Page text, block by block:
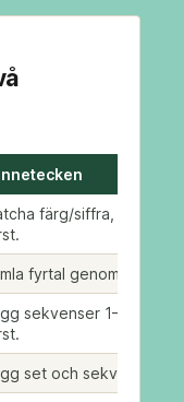
färg/siffra, bli av
fyrtal genom att
sekvenser 1–12; töm
set och sekvenser